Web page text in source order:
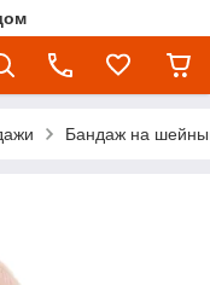
Бандаж на